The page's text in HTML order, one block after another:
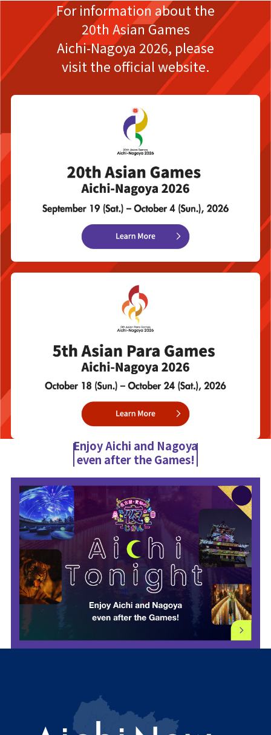
For information about the
20th Asian Games
Aichi-Nagoya 2026, please
visit the official website.
Enjoy Aichi and Nagoya
even after the Games!